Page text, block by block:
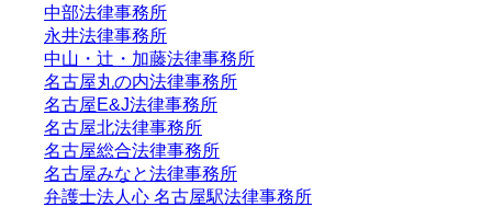
中部法律事務所
永井法律事務所
中山・辻・加藤法律事務所
名古屋丸の内法律事務所
名古屋E&J法律事務所
名古屋北法律事務所
名古屋総合法律事務所
名古屋みなと法律事務所
弁護士法人心 名古屋駅法律事務所